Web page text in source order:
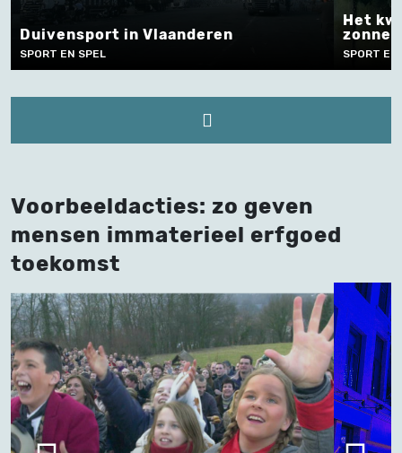
zonnebloemen in Meldert
SPORT EN SPEL, NATUUR EN LANDBOUW
Voorbeeldacties: zo geven
mensen immaterieel erfgoed
toekomst